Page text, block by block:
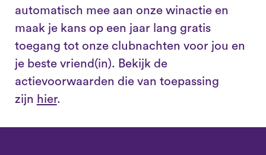
automatisch mee aan onze winactie en
maak je kans op een jaar lang gratis
toegang tot onze clubnachten voor jou en
je beste vriend(in). Bekijk de
actievoorwaarden die van toepassing
zijn hier.